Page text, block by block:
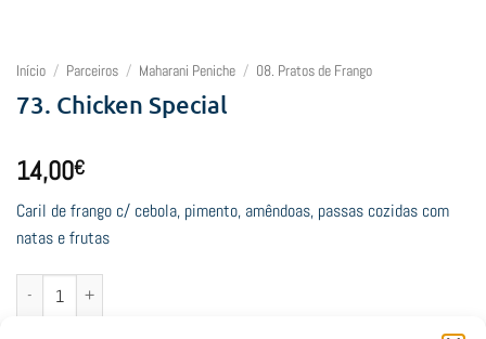
Início / Parceiros / Maharani Peniche / 08. Pratos de Frango
73. Chicken Special
14,00€
Caril de frango c/ cebola, pimento, amêndoas, passas cozidas com
natas e frutas
Quantidade de 73. Chicken Special